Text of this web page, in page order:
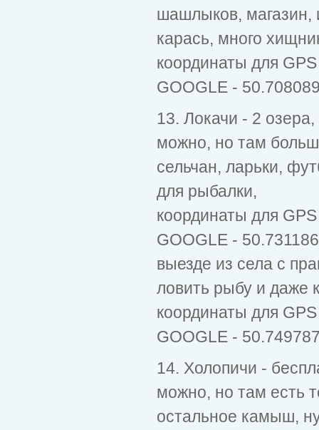
шашлыков, магазин,
карась, много
координаты для
GOOGLE -
13. Локачи - 2
можно, но там
сельчан, ларьки,
для рыбалки,
координаты для
GOOGLE -
выезде из села с
ловить рыбу и даже
координаты для
GOOGLE -
14. Холопичи -
можно, но там есть
остальное камыш,